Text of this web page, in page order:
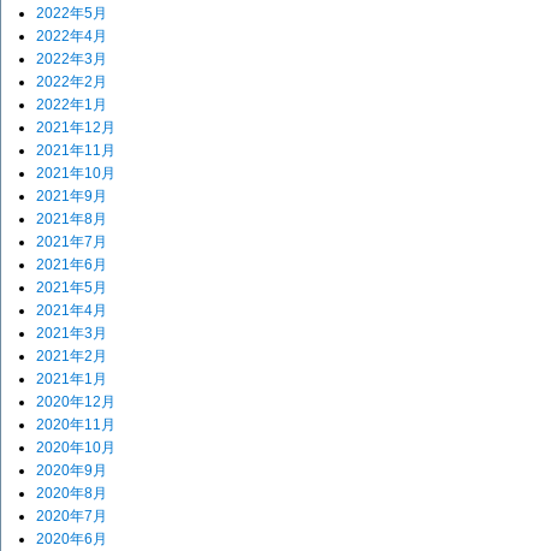
2022年5月
2022年4月
2022年3月
2022年2月
2022年1月
2021年12月
2021年11月
2021年10月
2021年9月
2021年8月
2021年7月
2021年6月
2021年5月
2021年4月
2021年3月
2021年2月
2021年1月
2020年12月
2020年11月
2020年10月
2020年9月
2020年8月
2020年7月
2020年6月